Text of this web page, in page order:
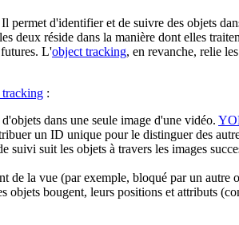
permet d'identifier et de suivre des objets
deux réside dans la manière dont elles
futures. L'object tracking, en revanche, relie
tracking :
dans une seule image d'une vidéo.
un ID unique pour le distinguer des
suivi suit les objets à travers les images
de la vue (par exemple, bloqué par un autre
objets bougent, leurs positions et attributs